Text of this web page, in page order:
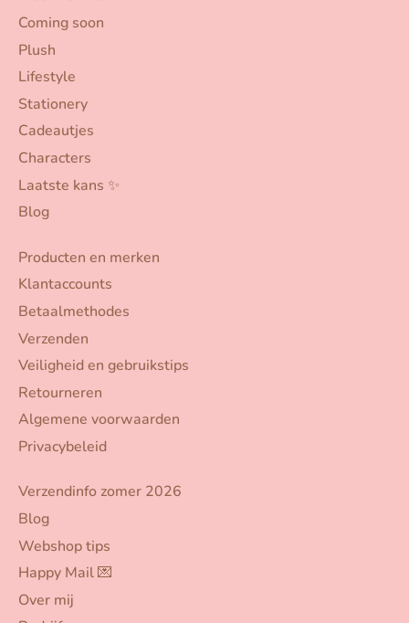
Coming soon
Plush
Lifestyle
Stationery
Cadeautjes
Characters
Laatste kans ✨
Blog
Producten en merken
Klantaccounts
Betaalmethodes
Verzenden
Veiligheid en gebruikstips
Retourneren
Algemene voorwaarden
Privacybeleid
Verzendinfo zomer 2026
Blog
Webshop tips
Happy Mail 💌
Over mij